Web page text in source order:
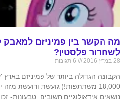
מה הקשר בין פמיניזם למאבק
לשחרור פלסטין?
28 במרץ 2016
הקבוצה הגדולה ביותר של פמיניזם
18,000 משתתפות!) גועשת ורועשת
נושאים אידאולוגיים חשובים: טבעונות-